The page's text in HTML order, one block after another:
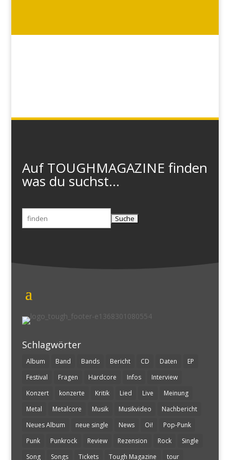
Auf TOUGHMAGAZINE finden
was du suchst...
Suchen
nach:
Schlagwörter
Album Band Bands Bericht CD Daten
EP
Festival
Fragen Hardcore Infos
Interview
Konzert
konzerte Kritik Lied Live
Meinung
Metal
Metalcore Musik Musikvideo
Nachbericht
Neues Album
neue single News Oi!
Pop-Punk
Punk
Punkrock Review Rezension Rock
Single
Song
Songs Tickets Tough Magazine tour